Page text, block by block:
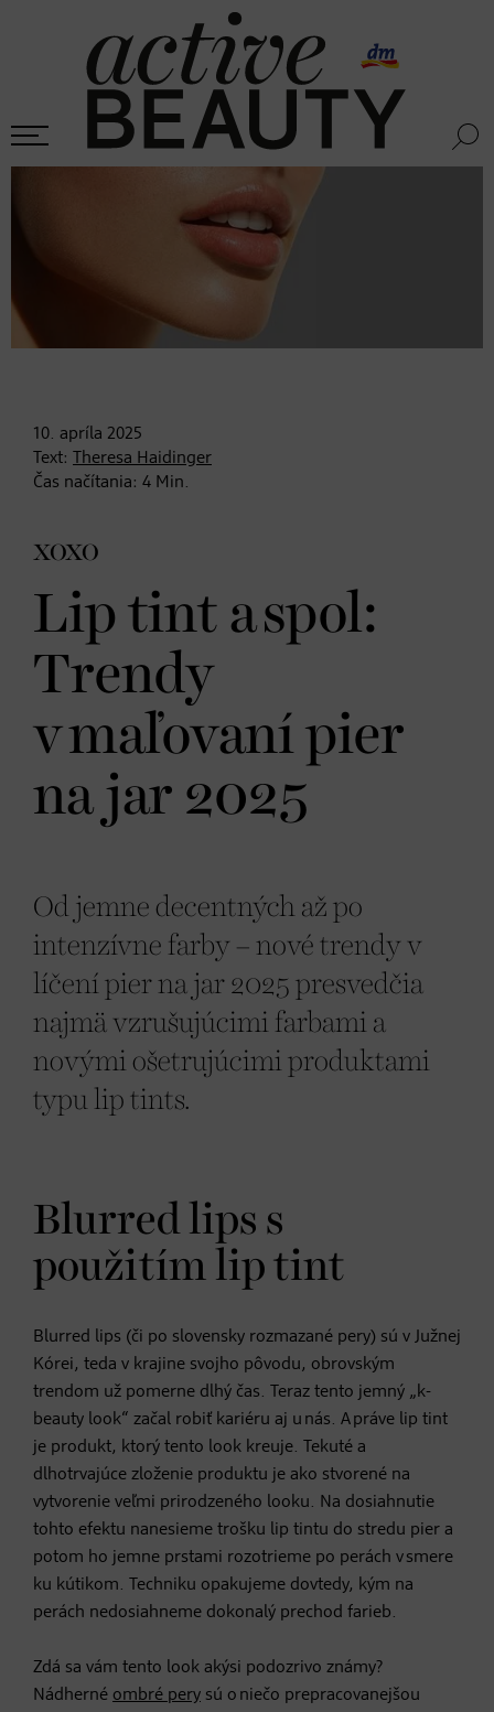
10. apríla 2025
Text:
Theresa Haidinger
Čas načítania: 4 Min.
XOXO
Lip tint a spol:
Trendy
v maľovaní pier
na jar 2025
Od jemne decentných až po
intenzívne farby – nové trendy v
líčení pier na jar 2025 presvedčia
najmä vzrušujúcimi farbami a
novými ošetrujúcimi produktami
typu lip tints.
Blurred lips s
použitím lip tint
Blurred lips (či po slovensky rozmazané pery) sú v Južnej
Kórei, teda v krajine svojho pôvodu, obrovským
trendom už pomerne dlhý čas. Teraz tento jemný „k-
beauty look“ začal robiť kariéru aj u nás. A práve lip tint
je produkt, ktorý tento look kreuje. Tekuté a
dlhotrvajúce zloženie produktu je ako stvorené na
vytvorenie veľmi prirodzeného looku. Na dosiahnutie
tohto efektu nanesieme trošku lip tintu do stredu pier a
potom ho jemne prstami rozotrieme po perách v smere
ku kútikom. Techniku opakujeme dovtedy, kým na
perách nedosiahneme dokonalý prechod farieb.
Zdá sa vám tento look akýsi podozrivo známy?
Nádherné ombré pery sú o niečo prepracovanejšou